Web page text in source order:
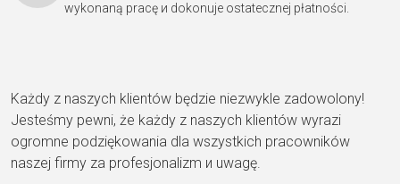
wykonaną pracę и dokonuje ostatecznej płatności.
Każdy z naszych klientów będzie niezwykle zadowolony!
Jesteśmy pewni, że każdy z naszych klientów wyrazi
ogromne podziękowania dla wszystkich pracowników
naszej firmy za profesjonalizm и uwagę.